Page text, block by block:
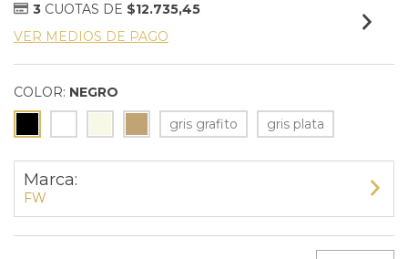
3 CUOTAS DE $12.735,45
VER MEDIOS DE PAGO
COLOR: NEGRO
gris grafito
gris plata
Marca:
FW